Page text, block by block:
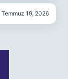
Temmuz 19, 2026